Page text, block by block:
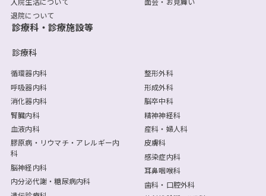
退院について
診療科・診療施設等
診療科
循環器内科
呼吸器内科
消化器内科
腎臓内科
血液内科
膠原病・リウマチ・アレルギー内
科
脳神経内科
内分泌代謝・糖尿病内科
整形外科
形成外科
脳卒中科
精神神経科
産科・婦人科
皮膚科
感染症内科
耳鼻咽喉科
歯科・口腔外科